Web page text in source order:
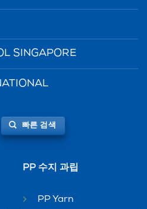
SINGAPORE
빠른 검색
PP 수지 과립
PP Yarn